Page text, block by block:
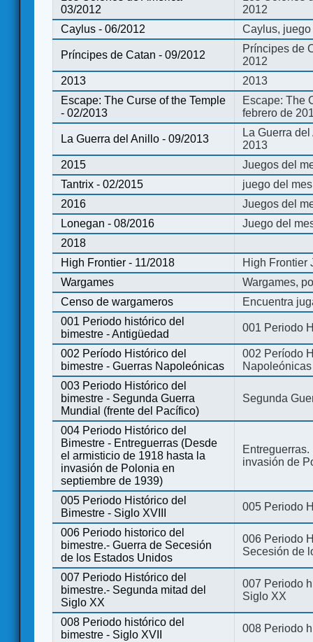
03/2012
2012
Caylus - 06/2012
Caylus,
Príncipes de Catan - 09/2012
Príncipes de
2012
2013
2013
Escape: The Curse of the Temple
- 02/2013
Escape: The
febrero de
La Guerra del Anillo - 09/2013
La Guerra
2013
2015
Juegos del
Tantrix - 02/2015
juego del
2016
Juegos del
Lonegan - 08/2016
Juego del
2018
High Frontier - 11/2018
High Frontier
Wargames
Wargames,
Censo de wargameros
Encuentra
001 Periodo histórico del
bimestre - Antigüedad
001 Periodo
002 Período Histórico del
bimestre - Guerras Napoleónicas
002 Período
Napoleónicas
003 Periodo Histórico del
bimestre - Segunda Guerra
Mundial (frente del Pacífico)
Segunda
004 Periodo Histórico del
Bimestre - Entreguerras (Desde
el armisticio de 1918 hasta la
invasión de Polonia en
septiembre de 1939)
invasión de
005 Periodo Histórico del
Bimestre - Siglo XVIII
005 Periodo
006 Periodo historico del
bimestre.- Guerra de Secesión
de los Estados Unidos
006 Periodo
Secesión de
007 Periodo Histórico del
bimestre.- Segunda mitad del
Siglo XX
007 Periodo
Siglo XX
008 Periodo histórico del
bimestre - Siglo XVII
008 Periodo